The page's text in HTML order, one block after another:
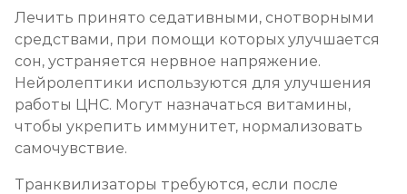
Лечить принято седативными, снотворными
средствами, при помощи которых улучшается
сон, устраняется нервное напряжение.
Нейролептики используются для улучшения
работы ЦНС. Могут назначаться витамины,
чтобы укрепить иммунитет, нормализовать
самочувствие.
Транквилизаторы требуются, если после